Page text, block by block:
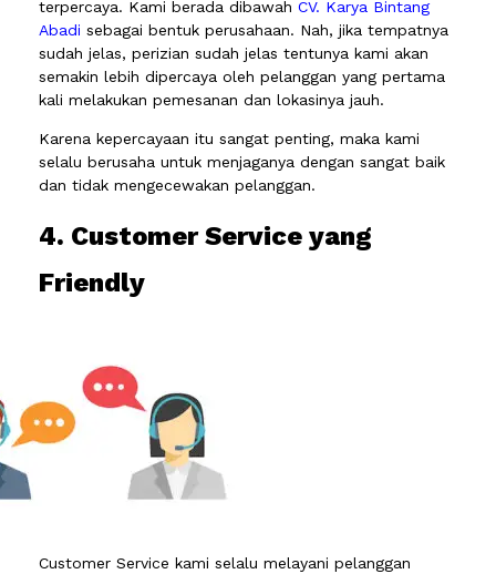
terpercaya. Kami berada dibawah CV. Karya Bintang
Abadi sebagai bentuk perusahaan. Nah, jika tempatnya
sudah jelas, perizian sudah jelas tentunya kami akan
semakin lebih dipercaya oleh pelanggan yang pertama
kali melakukan pemesanan dan lokasinya jauh.
Karena kepercayaan itu sangat penting, maka kami
selalu berusaha untuk menjaganya dengan sangat baik
dan tidak mengecewakan pelanggan.
4. Customer Service yang
Friendly
Customer Service kami selalu melayani pelanggan